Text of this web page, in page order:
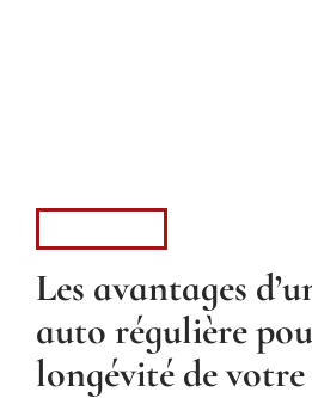
Les avantages
auto régulière
longévité de